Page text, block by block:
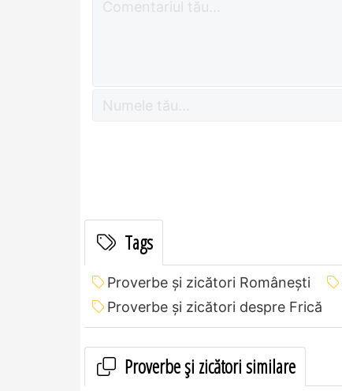
Tags
Proverbe și zicători Româneşti
Proverbe și zicători despre Frică
Proverbe și zicători similare